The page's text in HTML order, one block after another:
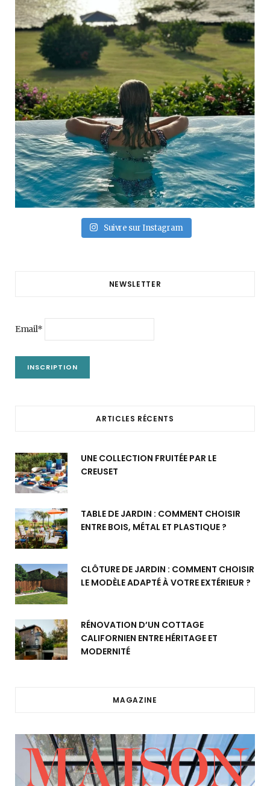
Suivre sur Instagram
NEWSLETTER
Email*
ARTICLES RÉCENTS
UNE COLLECTION FRUITÉE PAR LE
CREUSET
TABLE DE JARDIN : COMMENT CHOISIR
ENTRE BOIS, MÉTAL ET PLASTIQUE ?
CLÔTURE DE JARDIN : COMMENT CHOISIR
LE MODÈLE ADAPTÉ À VOTRE EXTÉRIEUR ?
RÉNOVATION D’UN COTTAGE
CALIFORNIEN ENTRE HÉRITAGE ET
MODERNITÉ
MAGAZINE